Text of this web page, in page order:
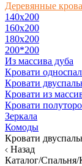
Деревянные
140x200
160х200
180х200
200*200
Из массива дуба
Кровати
Кровати
Кровати из
Кровати
Зеркала
Комоды
Кровати
Назад
Каталог/